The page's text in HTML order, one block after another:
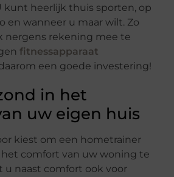
kunt heerlijk thuis sporten, op
en wanneer u maar wilt. Zo
nergens rekening mee te
fitnessapparaat
een goede investering!
in het
uw eigen huis
kiest om een hometrainer
comfort van uw woning te
u naast comfort ook voor